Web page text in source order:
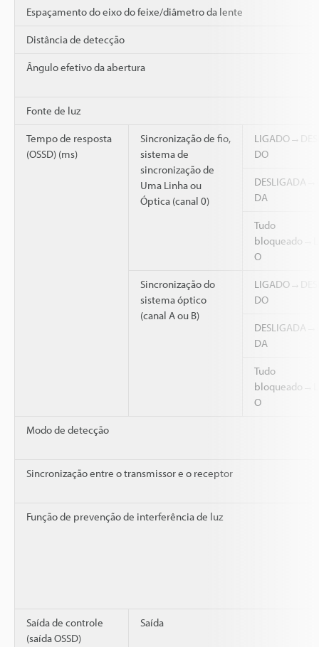
Espaçamento do eixo do feixe/diâmetro da lente
Distância de detecção
Ângulo efetivo da abertura
Fonte de luz
Tempo de resposta
(OSSD) (ms)
Sincronização de fio,
sistema de
sincronização de
Uma Linha ou
Óptica (canal 0)
DO
DA
Tudo
O
Sincronização do
sistema óptico
(canal A ou B)
DO
DA
Tudo
O
Modo de detecção
Sincronização entre o transmissor e o receptor
Função de prevenção de interferência de luz
Saída de controle
(saída OSSD)
Saída